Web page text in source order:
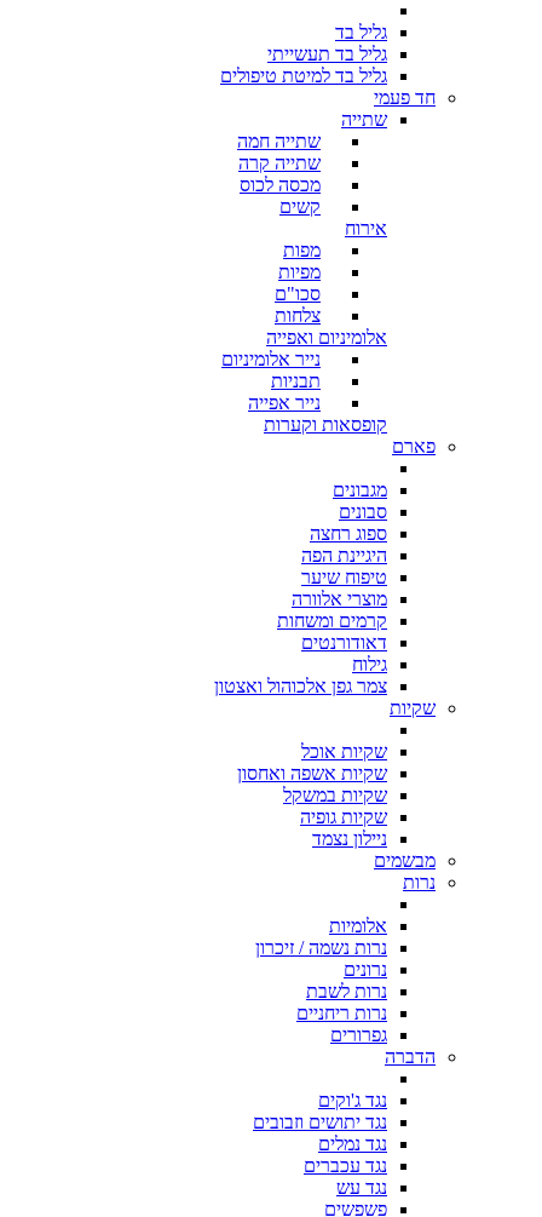
גליל בד
גליל בד תעשייתי
גליל בד למיטת טיפולים
חד פעמי
שתייה
שתייה חמה
שתייה קרה
מכסה לכוס
קשים
אירוח
מפות
מפיות
סכו"ם
צלחות
אלומיניום ואפייה
נייר אלומיניום
תבניות
נייר אפייה
קופסאות וקערות
פארם
מגבונים
סבונים
ספוג רחצה
היגיינת הפה
טיפוח שיער
מוצרי אלוורה
קרמים ומשחות
דאודורנטים
גילוח
צמר גפן אלכוהול ואצטון
שקיות
שקיות אוכל
שקיות אשפה ואחסון
שקיות במשקל
שקיות גופיה
ניילון נצמד
מבשמים
נרות
אלומיות
נרות נשמה / זיכרון
נרונים
נרות לשבת
נרות ריחניים
גפרורים
הדברה
נגד ג'וקים
נגד יתושים וזבובים
נגד נמלים
נגד עכברים
נגד עש
פשפשים